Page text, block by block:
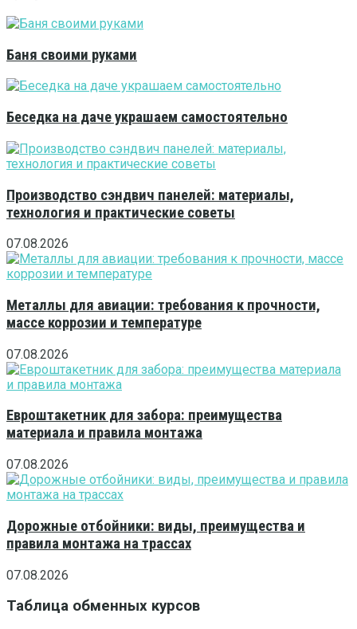
Баня своими руками
Беседка на даче украшаем самостоятельно
Производство сэндвич панелей: материалы,
технология и практические советы
07.08.2026
Металлы для авиации: требования к прочности,
массе коррозии и температуре
07.08.2026
Евроштакетник для забора: преимущества
материала и правила монтажа
07.08.2026
Дорожные отбойники: виды, преимущества и
правила монтажа на трассах
07.08.2026
Таблица обменных курсов